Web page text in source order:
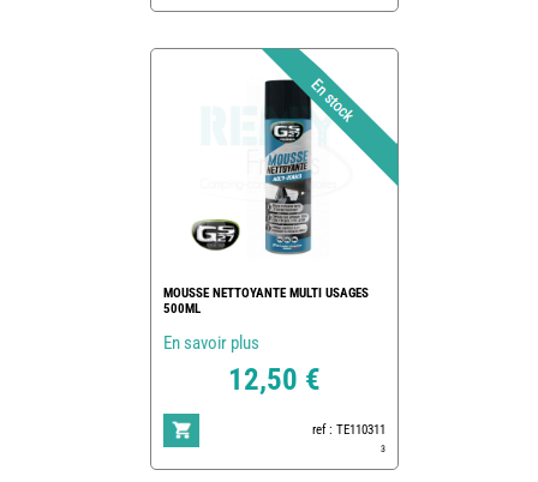
MOUSSE NETTOYANTE MULTI USAGES
500ML
En savoir plus
12,50 €
ref : TE110311
3